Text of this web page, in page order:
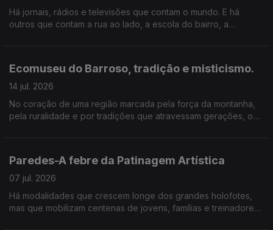
Há jornais, rádios e televisões que contam o mundo. E há
outros que contam a rua ao lado, a escola do bairro, a
do Ave, pela Trofa TV e pelo Notícias da Trofa.
Ecomuseu do Barroso, tradição e misticismo.
14 jul. 2026
No coração de uma região marcada pela força da montanha,
pela ruralidade e por tradições que atravessam gerações, o
Paredes-A febre da Patinagem Artística
07 jul. 2026
Há modalidades que crescem longe dos grandes holofotes,
mas que mobilizam centenas de jovens, famílias e treinadores.